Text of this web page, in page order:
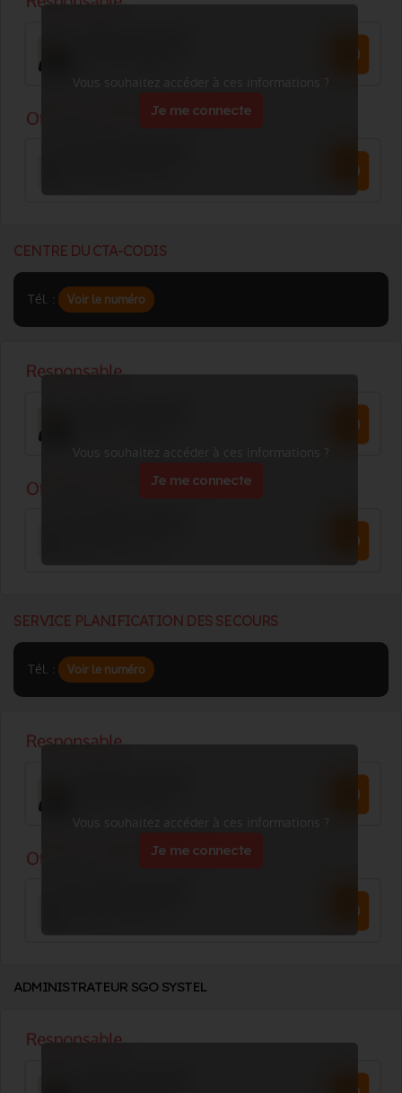
Vous souhaitez accéder à ces informations ?
Je me connecte
CENTRE DU CTA-CODIS
Tél. : Voir le numéro
Vous souhaitez accéder à ces informations ?
Je me connecte
SERVICE PLANIFICATION DES SECOURS
Tél. : Voir le numéro
Vous souhaitez accéder à ces informations ?
Je me connecte
ADMINISTRATEUR SGO SYSTEL